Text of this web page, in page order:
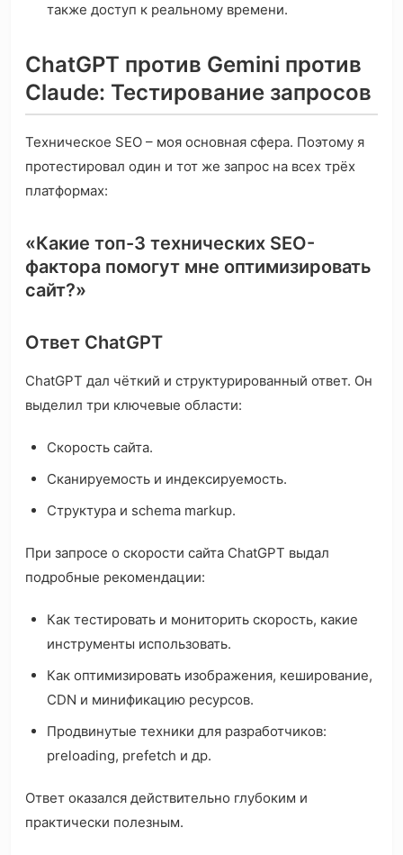
также доступ к реальному времени.
ChatGPT против Gemini против
Claude: Тестирование запросов
Техническое SEO – моя основная сфера. Поэтому я
протестировал один и тот же запрос на всех трёх
платформах:
«Какие топ-3 технических SEO-
фактора помогут мне оптимизировать
сайт?»
Ответ ChatGPT
ChatGPT дал чёткий и структурированный ответ. Он
выделил три ключевые области:
Скорость сайта.
Сканируемость и индексируемость.
Структура и schema markup.
При запросе о скорости сайта ChatGPT выдал
подробные рекомендации:
Как тестировать и мониторить скорость, какие
инструменты использовать.
Как оптимизировать изображения, кеширование,
CDN и минификацию ресурсов.
Продвинутые техники для разработчиков:
preloading, prefetch и др.
Ответ оказался действительно глубоким и
практически полезным.